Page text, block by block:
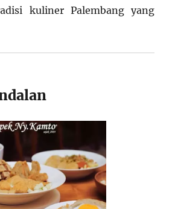
kuliner Palembang yang